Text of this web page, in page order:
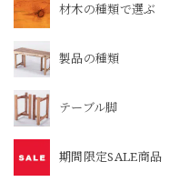
材木の種類で選ぶ
製品の種類
テーブル脚
期間限定SALE商品